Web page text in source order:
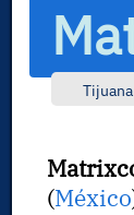
Tijuana
(México